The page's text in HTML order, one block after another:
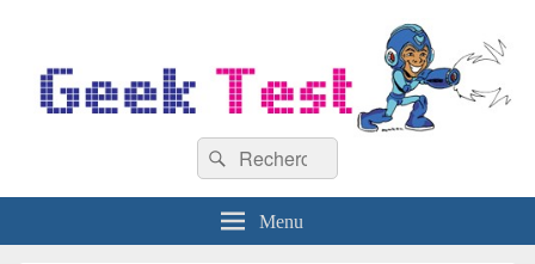
Recherche :
Rechercher
Menu